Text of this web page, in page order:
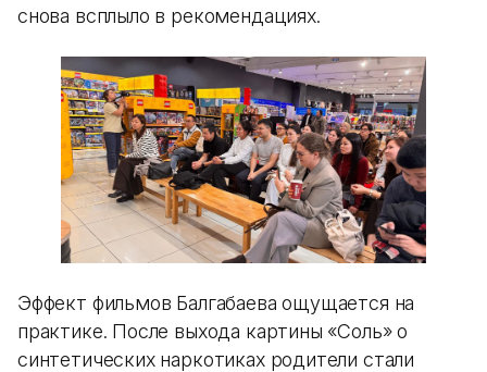
снова всплыло в рекомендациях.
Эффект фильмов Балгабаева ощущается на
практике. После выхода картины «Соль» о
синтетических наркотиках родители стали